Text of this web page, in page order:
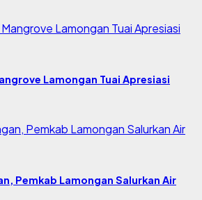
Lamongan Tuai Apresiasi
Pemkab Lamongan Salurkan Air